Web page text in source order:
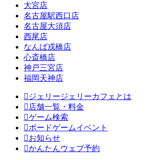
大宮店
名古屋駅西口店
名古屋大須店
西尾店
なんば戎橋店
心斎橋店
神戸三宮店
福岡天神店
ジェリージェリーカフェとは
店舗一覧・料金
ゲーム検索
ボードゲームイベント
お知らせ
かんたんウェブ予約